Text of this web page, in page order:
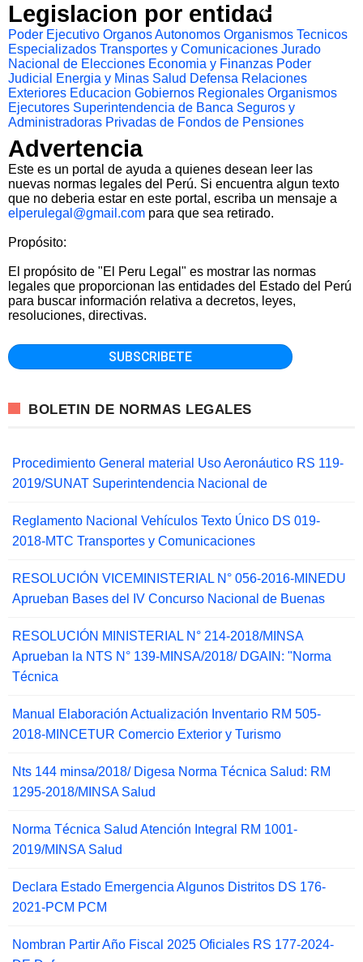
Legislacion por entidad
Poder Ejecutivo Organos Autonomos Organismos Tecnicos
Especializados Transportes y Comunicaciones Jurado
Nacional de Elecciones Economia y Finanzas Poder
Judicial
Energia y Minas Salud Defensa Relaciones
Exteriores Educacion Gobiernos Regionales Organismos
Ejecutores Superintendencia de Banca Seguros y
Administradoras Privadas de Fondos de Pensiones
Advertencia
Este es un portal de ayuda a quienes desean leer las
nuevas normas legales del Perú. Si encuentra algun texto
que no deberia estar en este portal, escriba un mensaje a
elperulegal@gmail.com para que sea retirado.
Propósito:
El propósito de "El Peru Legal" es mostrar las normas
legales que proporcionan las entidades del Estado del Perú
para buscar información relativa a decretos, leyes,
resoluciones, directivas.
BOLETIN DE NORMAS LEGALES
Procedimiento General material Uso Aeronáutico RS 119-
2019/SUNAT Superintendencia Nacional de
Reglamento Nacional Vehículos Texto Único DS 019-
2018-MTC Transportes y Comunicaciones
RESOLUCIÓN VICEMINISTERIAL N° 056-2016-MINEDU
Aprueban Bases del IV Concurso Nacional de Buenas
RESOLUCIÓN MINISTERIAL N° 214-2018/MINSA
Aprueban la NTS N° 139-MINSA/2018/ DGAIN: "Norma
Técnica
Manual Elaboración Actualización Inventario RM 505-
2018-MINCETUR Comercio Exterior y Turismo
Nts 144 minsa/2018/ Digesa Norma Técnica Salud: RM
1295-2018/MINSA Salud
Norma Técnica Salud Atención Integral RM 1001-
2019/MINSA Salud
Declara Estado Emergencia Algunos Distritos DS 176-
2021-PCM PCM
Nombran Partir Año Fiscal 2025 Oficiales RS 177-2024-